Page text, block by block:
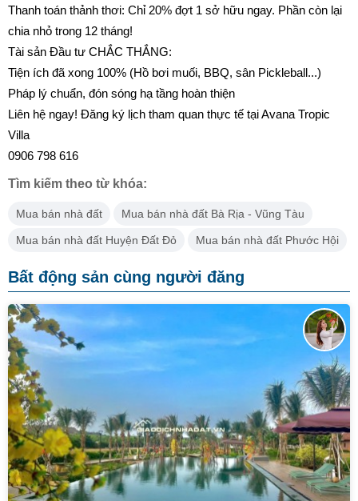
Thanh toán thảnh thơi: Chỉ 20% đợt 1 sở hữu ngay. Phần còn lại
chia nhỏ trong 12 tháng!
Tài sản Đầu tư CHẮC THẮNG:
Tiện ích đã xong 100% (Hồ bơi muối, BBQ, sân Pickleball...)
Pháp lý chuẩn, đón sóng hạ tầng hoàn thiện
Liên hệ ngay! Đăng ký lịch tham quan thực tế tại Avana Tropic
Villa
0906 798 616
Tìm kiếm theo từ khóa:
Mua bán nhà đất Mua bán nhà đất Bà Rịa - Vũng Tàu
Mua bán nhà đất Huyện Đất Đỏ Mua bán nhà đất Phước Hội
Bất động sản cùng người đăng